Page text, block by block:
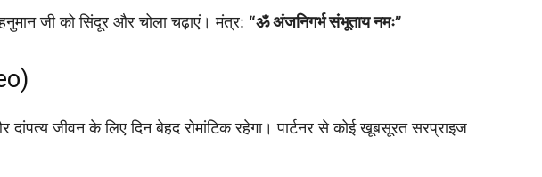
जी को सिंदूर और चोला चढ़ाएं। मंत्र: “ॐ अंजनिगर्भ संभूताय नमः”
जीवन के लिए दिन बेहद रोमांटिक रहेगा। पार्टनर से कोई खूबसूरत सरप्राइज